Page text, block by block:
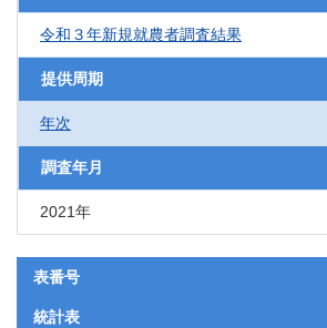
令和３年新規就農者調査結果
提供周期
年次
調査年月
2021年
表番号
統計表